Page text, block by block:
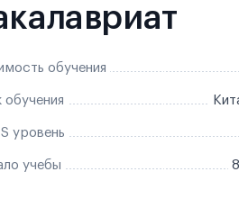
обучения
обучения
уровень
учебы